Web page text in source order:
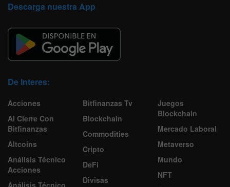
Descarga nuestra App
De Interes:
Acciones
Al Cierre Con
Bitfinanzas
Altcoins
Análisis Técnico
Acciones
Bitfinanzas Tv
Blockchain
Commodities
Cripto
DeFi
Divisas
Juegos
Blockchain
Mercado Laboral
Metaverso
Mundo
NFT